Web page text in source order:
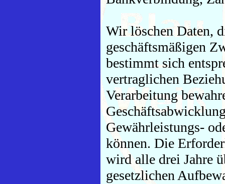
Wir löschen Daten,
geschäftsmäßigen
bestimmt sich
vertraglichen
Verarbeitung
Gewährleistungs-
können. Die
wird alle drei Jahre
gesetzlichen